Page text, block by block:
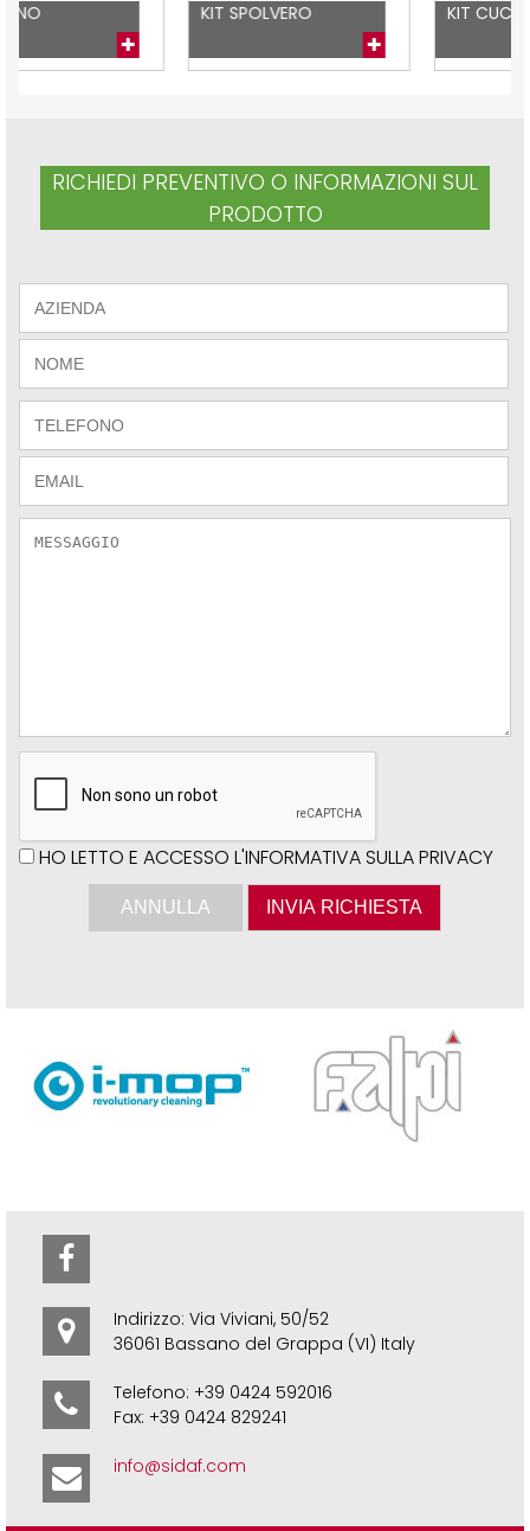
KIT CUCINA
RICHIEDI PREVENTIVO O INFORMAZIONI SUL
PRODOTTO
HO LETTO E ACCESSO L'INFORMATIVA SULLA PRIVACY
Indirizzo: Via Viviani, 50/52
36061 Bassano del Grappa (VI) Italy
Telefono: +39 0424 592016
Fax: +39 0424 829241
info@sidaf.com